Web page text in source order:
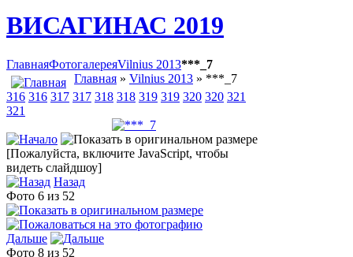
ВИСАГИНАС 2019
ГлавнаяФотогалереяVilnius 2013***_7
Главная » Vilnius 2013 » ***_7
316 316 317 317 318 318 319 319 320 320 321
321
[Пожалуйста, включите JavaScript, чтобы
видеть слайдшоу]
Назад
Фото 6 из 52
Дальше
Фото 8 из 52